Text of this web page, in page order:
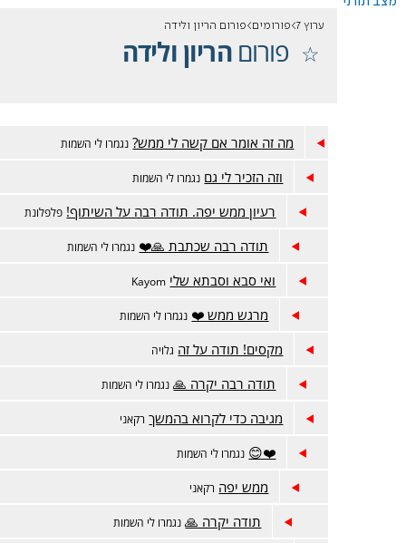
ערוץ 7 פורומים פורום הריון ולידה
פורוםהריון ולידה
מה זה אומר אם קשה לי ממש? נגמרו לי השמות
וזה הזכיר לי גם נגמרו לי השמות
רעיון ממש יפה. תודה רבה על השיתוף! פלפלונת
תודה רבה שכתבת 🙏❤️ נגמרו לי השמות
ואי סבא וסבתא שלי Kayom
מרגש ממש ❤️ נגמרו לי השמות
מקסים! תודה על זה גלויה
תודה רבה יקרה 🙏 נגמרו לי השמות
מגיבה כדי לקרוא בהמשך רקאני
❤️😊 נגמרו לי השמות
ממש יפה רקאני
תודה יקרה 🙏 נגמרו לי השמות